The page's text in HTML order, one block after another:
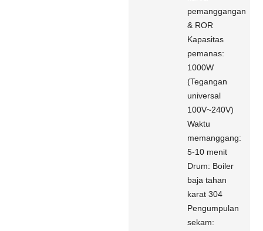
pemanggangan
& ROR
Kapasitas
pemanas:
1000W
(Tegangan
universal
100V~240V)
Waktu
memanggang:
5-10 menit
Drum: Boiler
baja tahan
karat 304
Pengumpulan
sekam: